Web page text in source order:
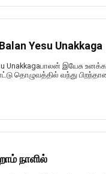
Yesu Unakkaga
Unakkagaபாலன் இயேசு
தொழுவத்தில் வந்து
நாளில்